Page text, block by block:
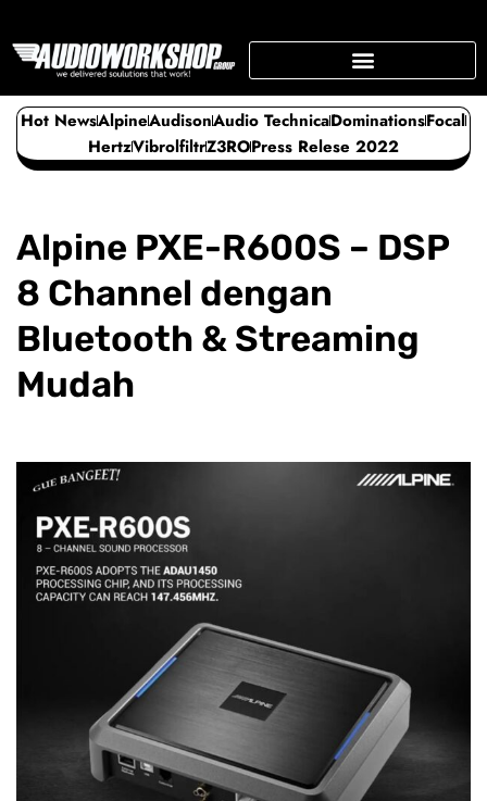
to
content
Hot NewsAlpineAudisonAudio TechnicaDominationsFocal
HertzVibrolfiltrZ3ROPress Relese 2022
Alpine PXE-R600S – DSP
8 Channel dengan
Bluetooth & Streaming
Mudah